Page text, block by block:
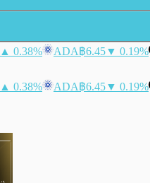
▲ 0.38% ADA฿6.45▼ 0.19%
▲ 0.38% ADA฿6.45▼ 0.19%